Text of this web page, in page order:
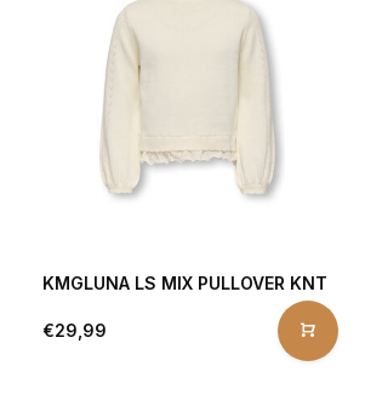
KMGLUNA LS MIX PULLOVER KNT
€29,99